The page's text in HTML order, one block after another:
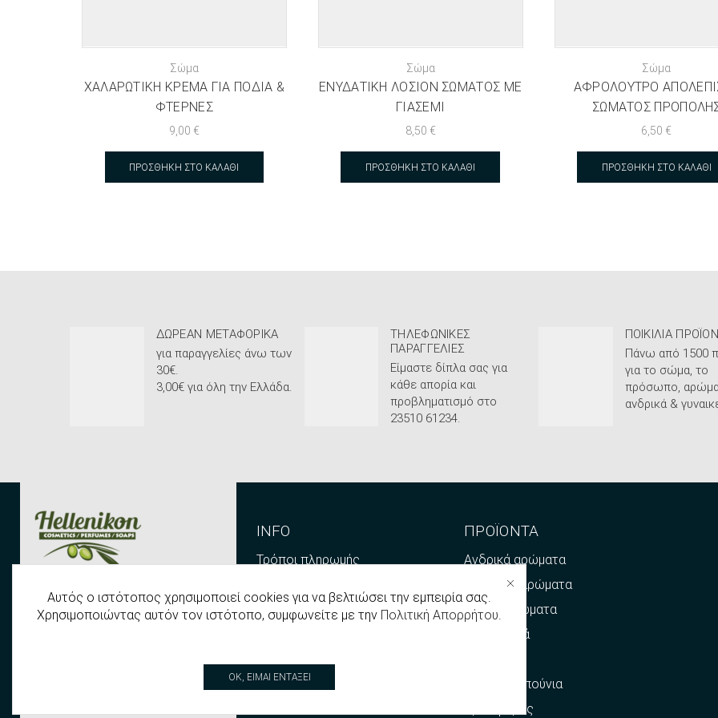
Σώμα
ΧΑΛΑΡΩΤΙΚΉ ΚΡΈΜΑ ΓΙΑ ΠΌΔΙΑ &
ΦΤΈΡΝΕΣ
9,00 €
ΠΡΟΣΘΉΚΗ ΣΤΟ ΚΑΛΆΘΙ
Σώμα
ΕΝΥΔΑΤΙΚΉ ΛΟΣΙΌΝ ΣΏΜΑΤΟΣ ΜΕ
ΓΙΑΣΕΜΊ
8,50 €
ΠΡΟΣΘΉΚΗ ΣΤΟ ΚΑΛΆΘΙ
Σώμα
ΑΦΡΌΛΟΥΤΡΟ
ΣΏΜΑΤΟΣ
6,50 €
ΠΡΟΣΘΉΚΗ ΣΤΟ ΚΑΛΆΘΙ
ΔΩΡΕΆΝ ΜΕΤΑΦΟΡΙΚΆ
για παραγγελίες άνω των
30€.
3,00€ για όλη την Ελλάδα.
ΤΗΛΕΦΩΝΙΚΈΣ
ΠΑΡΑΓΓΕΛΊΕΣ
Είμαστε δίπλα σας για
κάθε απορία και
προβληματισμό στο
23510 61234.
ΠΟΙΚΙΛΊΑ
Πάνω από 1500
για το σώμα, το
πρόσωπο,
ανδρικά &
Hellenikon
Αγίου Νικολάου 3
INFO
Τρόποι πληρωμής
Τρόποι Επιστροφής
Πολιτική Απορρήτου
ΠΡΟΪΟΝΤΑ
Ανδρικά αρώματα
Γυναικεία αρώματα
Unisex Αρώματα
Καλλυντικά
Φυσικά Σαπούνια
Προσφορές
Αυτός ο ιστότοπος χρησιμοποιεί cookies για να βελτιώσει την εμπειρία σας.
Χρησιμοποιώντας αυτόν τον ιστότοπο, συμφωνείτε με την Πολιτική Απορρήτου.
OK, ΕΊΜΑΙ ΕΝΤΆΞΕΙ